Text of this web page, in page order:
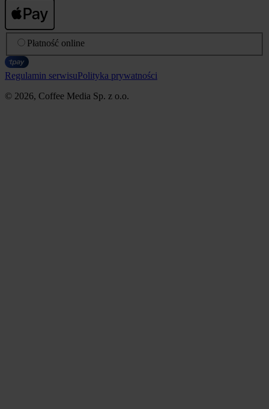
Płatność online
Regulamin serwisuPolityka prywatności
© 2026, Coffee Media Sp. z o.o.